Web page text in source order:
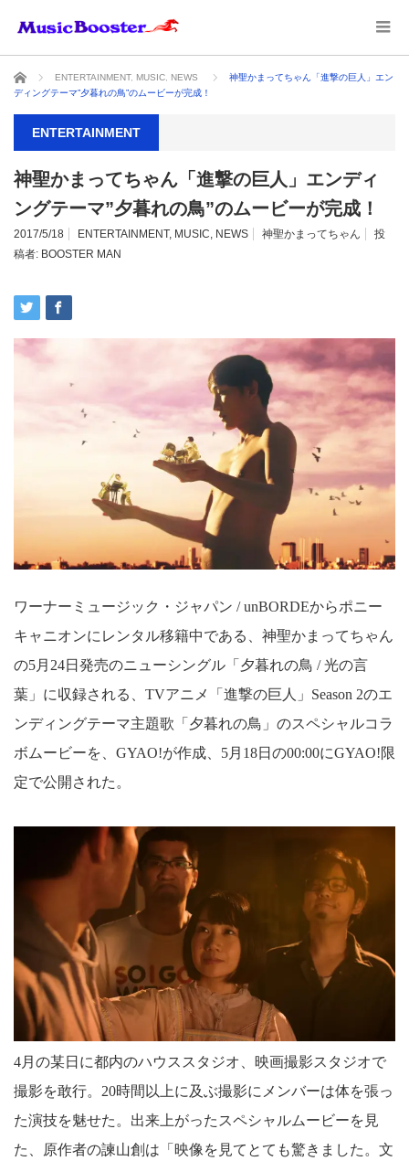
ホーム ENTERTAINMENT, MUSIC NEWS
神聖かまってちゃん「進撃の巨人」エン
ディングテーマ”夕暮れの鳥”のムービーが完成！
ENTERTAINMENT
神聖かまってちゃん「進撃の巨人」エンディ
ングテーマ”夕暮れの鳥”のムービーが完成！
2017/5/18 ENTERTAINMENT, MUSIC, NEWS 神聖かまってちゃん
投
稿者: BOOSTER MAN
ワーナーミュージック・ジャパン / unBORDEからポニー
キャニオンにレンタル移籍中である、神聖かまってちゃん
の5月24日発売のニューシングル「夕暮れの鳥 / 光の言
葉」に収録される、TVアニメ「進撃の巨人」Season 2のエ
ンディングテーマ主題歌「夕暮れの鳥」のスペシャルコラ
ボムービーを、GYAO!が作成、5月18日の00:00にGYAO!限
定で公開された。
4月の某日に都内のハウススタジオ、映画撮影スタジオで
撮影を敢行。20時間以上に及ぶ撮影にメンバーは体を張っ
た演技を魅せた。出来上がったスペシャルムービーを見
た、原作者の諫山創は「映像を見てとても驚きました。文